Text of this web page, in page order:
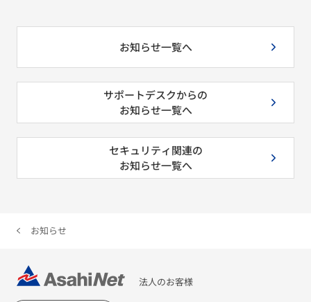
お知らせ一覧へ
サポートデスクからの
お知らせ一覧へ
セキュリティ関連の
お知らせ一覧へ
お知らせ
法人のお客様